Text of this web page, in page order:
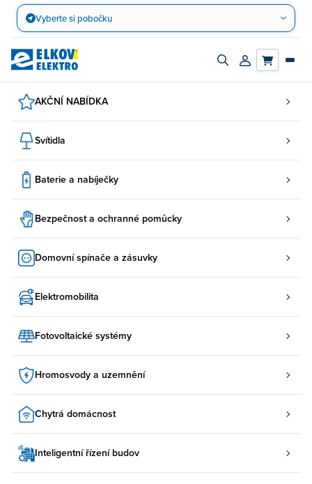
Přejít
obsah
Vyberte si pobočku
Zapnout/vypnout
Přihlásit/
AKČNÍ NABÍDKA
Svítidla
Baterie a nabíječky
Bezpečnost a ochranné pomůcky
Domovní spínače a zásuvky
Elektromobilita
Fotovoltaické systémy
Hromosvody a uzemnění
Chytrá domácnost
Inteligentní řízení budov